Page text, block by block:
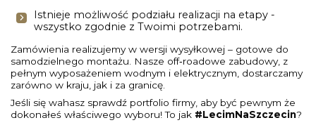
Istnieje możliwość podziału realizacji na etapy -
wszystko zgodnie z Twoimi potrzebami.
Zamówienia realizujemy w wersji wysyłkowej – gotowe do
samodzielnego montażu. Nasze off‑roadowe zabudowy, z
pełnym wyposażeniem wodnym i elektrycznym, dostarczamy
zarówno w kraju, jak i za granicę.
Jeśli się wahasz sprawdź portfolio firmy, aby być pewnym że
dokonałeś właściwego wyboru! To jak #LecimNaSzczecin?